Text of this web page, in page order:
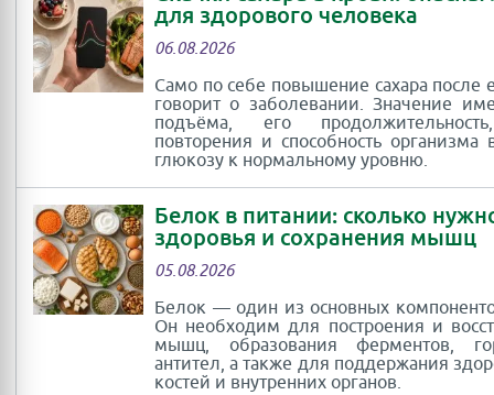
для здорового человека
06.08.2026
Само по себе повышение сахара после
говорит о заболевании. Значение
подъёма, его
повторения и способность организма
глюкозу к нормальному уровню.
Белок в питании: сколько
здоровья и сохранения мышц
05.08.2026
Белок — один из основных
Он необходим для построения и
мышц, образования ферментов,
антител, а также для поддержания
костей и внутренних органов.